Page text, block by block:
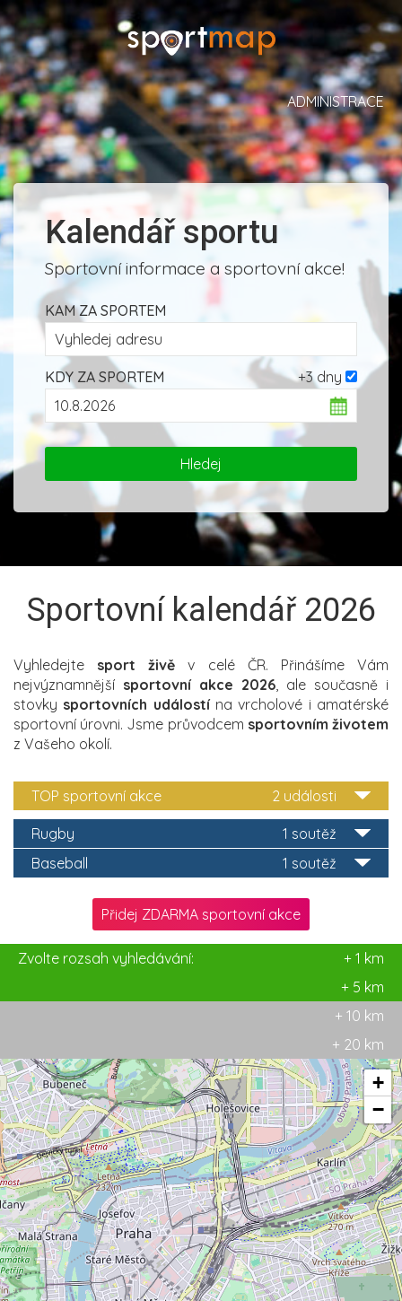
ADMINISTRACE
Kalendář sportu
Sportovní informace a sportovní akce!
KAM ZA SPORTEM
+3 dny
KDY ZA SPORTEM
Sportovní kalendář 2026
Vyhledejte sport živě v celé ČR. Přinášíme Vám
nejvýznamnější sportovní akce 2026, ale současně i
stovky sportovních událostína vrcholové i amatérské
sportovní úrovni. Jsme průvodcem sportovním životem
z Vašeho okolí.
2 události
TOP sportovní akce
1 soutěž
Rugby
1 soutěž
Baseball
Přidej ZDARMA sportovní akce
Zvolte rozsah vyhledávání:
+ 1 km
+ 5 km
+ 10 km
+ 20 km
+
−